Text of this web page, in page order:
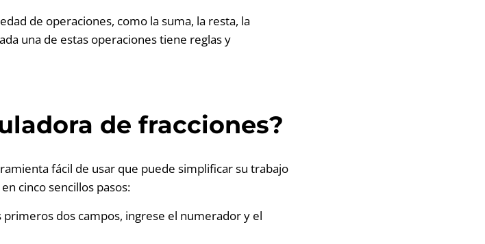
de operaciones, como la suma, la resta, la
una de estas operaciones tiene reglas y
de fracciones?
fácil de usar que puede simplificar su trabajo
cinco sencillos pasos:
primeros dos campos, ingrese el numerador y el